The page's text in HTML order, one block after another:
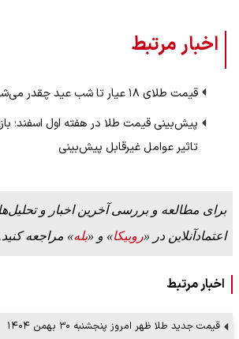
اخبار مرتبط
قیمت طلای ۱۸ عیار تا شب عید چقدر می‌شود؟
پیش‌بینی قیمت طلا در هفته اول اسفند؛
تاثیر عوامل غیرقابل پیش‌بینی
برای مطالعه و بررسی آخرین اخبار و
اعتمادآنلاین در «روبیکا» و «بله» مراجعه
اخبار مرتبط
قیمت جدید طلا ظهر امروز پنجشنبه ۳۰ بهمن ۱۴۰۴